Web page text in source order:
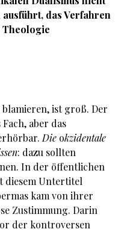
ausführt, das Verfahren
ist groß. Der
aber das
Die okzidentale
: dazu sollten
In der öffentlichen
diesem Untertitel
kam von ihrer
Zustimmung. Darin
der kontroversen